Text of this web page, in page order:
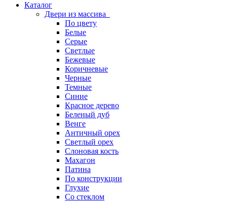
Каталог
Двери из массива
По цвету
Белые
Серые
Светлые
Бежевые
Коричневые
Черные
Темные
Синие
Красное дерево
Беленый дуб
Венге
Античный орех
Светлый орех
Слоновая кость
Махагон
Патина
По конструкции
Глухие
Со стеклом